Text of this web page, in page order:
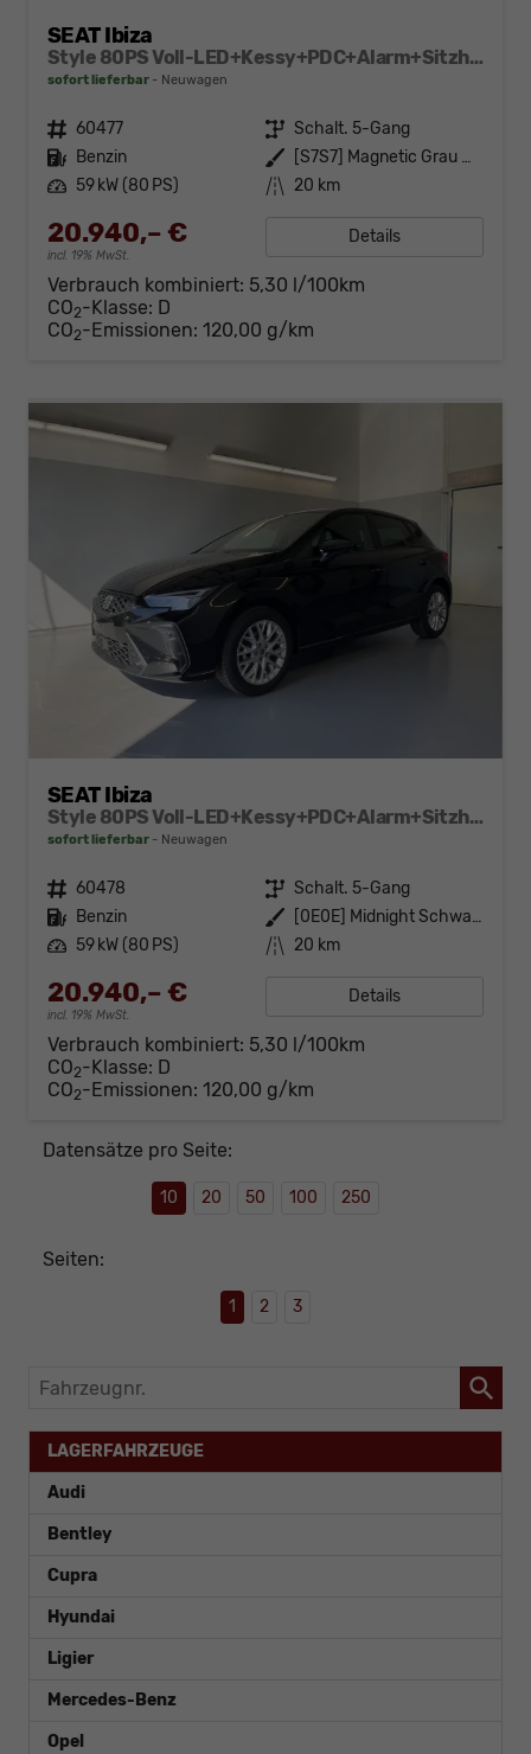
SEAT Ibiza
Style 80PS Voll-LED+Kessy+PDC+Alarm+Sitzheizung+Kamera+App-Connect
sofort lieferbar Neuwagen
Fahrzeugnr. 60477 Getriebe Schalt. 5-Gang
Kraftstoff Benzin Außenfarbe
[S7S7] Magnetic Grau Metallic
Leistung 59 kW (80 PS) Kilometerstand 20 km
20.940,– €
incl. 19% MwSt.
Details
Verbrauch kombiniert: 5,30 l/100km
CO2-Klasse: D
CO2-Emissionen: 120,00 g/km
SEAT Ibiza
Style 80PS Voll-LED+Kessy+PDC+Alarm+Sitzheizung+Kamera+App-Connect
sofort lieferbar Neuwagen
Fahrzeugnr. 60478 Getriebe Schalt. 5-Gang
Kraftstoff Benzin Außenfarbe
[0E0E] Midnight Schwarz Metallic
Leistung 59 kW (80 PS) Kilometerstand 20 km
20.940,– €
incl. 19% MwSt.
Details
Verbrauch kombiniert: 5,30 l/100km
CO2-Klasse: D
CO2-Emissionen: 120,00 g/km
Datensätze pro Seite:
10 20 50 100 250
Seiten:
1 2 3
Fahrzeugnr.
LAGERFAHRZEUGE
Audi
Bentley
Cupra
Hyundai
Ligier
Mercedes-Benz
Opel